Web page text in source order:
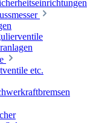
etc.